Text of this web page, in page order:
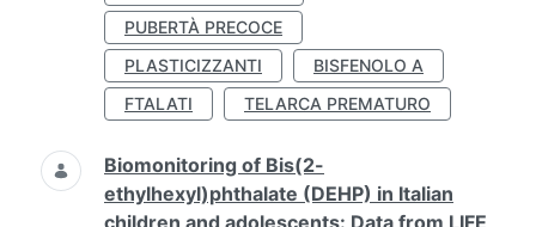
PUBERTÀ PRECOCE
PLASTICIZZANTI
BISFENOLO A
FTALATI
TELARCA PREMATURO
Biomonitoring of Bis(2-
ethylhexyl)phthalate (DEHP) in Italian
children and adolescents: Data from LIFE